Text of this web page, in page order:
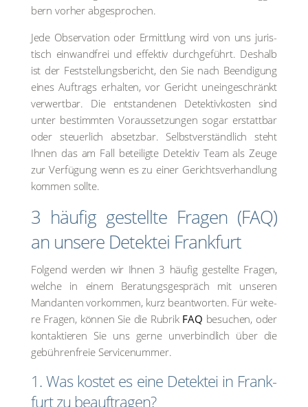
bern vor­her abge­spro­chen.
Jede Obser­va­ti­on oder Ermitt­lung wird von uns juris­
tisch ein­wand­frei und effek­tiv durch­ge­führt. Des­halb
ist der Fest­stel­lungs­be­richt, den Sie nach Been­di­gung
eines Auf­trags erhal­ten, vor Gericht unein­ge­schränkt
ver­wert­bar. Die ent­stan­de­nen Detektiv­kosten sind
unter bestimm­ten Vor­aus­set­zun­gen sogar erstatt­bar
oder steu­er­lich absetz­bar. Selbst­ver­ständ­lich steht
Ihnen das am Fall betei­lig­te Detek­tiv Team als Zeu­ge
zur Ver­fü­gung wenn es zu einer Gerichts­ver­hand­lung
kom­men soll­te.
3 häu­fig gestell­te Fra­gen (FAQ)
an unse­re Detek­tei Frank­furt
Fol­gend wer­den wir Ihnen 3 häu­fig gestell­te Fra­gen,
wel­che in einem Bera­tungs­ge­spräch mit unse­ren
Man­dan­ten vor­kom­men, kurz beant­wor­ten. Für wei­te­
re Fra­gen, kön­nen Sie die Rubrik FAQ besu­chen, oder
kon­tak­tie­ren Sie uns ger­ne unver­bind­lich über die
gebüh­ren­freie Ser­vice­num­mer.
1. Was kos­tet es eine Detek­tei in Frank­
furt zu beauf­tra­gen?